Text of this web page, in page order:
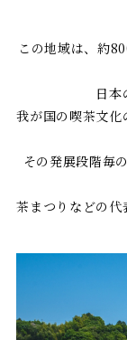
この地域は、約
日本
我が国の喫茶文
その発展段階毎
茶まつりなどの代